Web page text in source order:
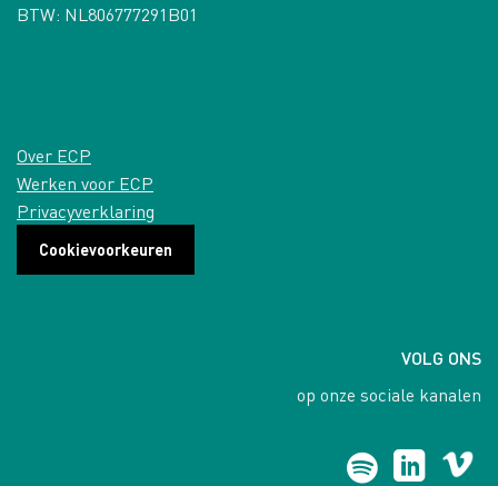
BTW: NL806777291B01
Over ECP
Werken voor ECP
Privacyverklaring
Cookievoorkeuren
VOLG ONS
op onze sociale kanalen